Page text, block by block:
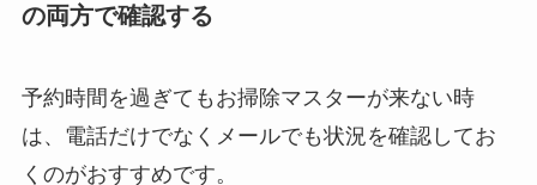
の両方で確認する
予約時間を過ぎてもお掃除マスターが来ない時
は、電話だけでなくメールでも状況を確認してお
くのがおすすめです。